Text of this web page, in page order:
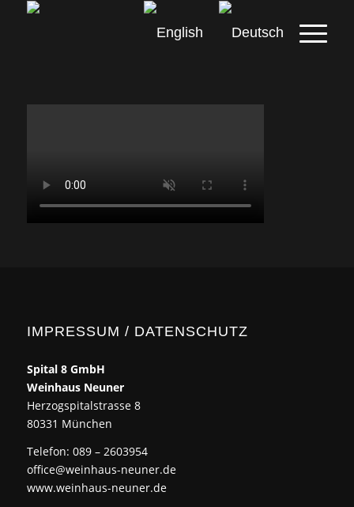
IMPRESSUM / DATENSCHUTZ
Spital 8 GmbH
Weinhaus Neuner
Herzogspitalstrasse 8
80331 München
Telefon: 089 – 2603954
office@weinhaus-neuner.de
www.weinhaus-neuner.de